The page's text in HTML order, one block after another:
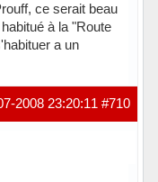
ce serait beau
à la "Route
a un
#710
2008 23:20:11